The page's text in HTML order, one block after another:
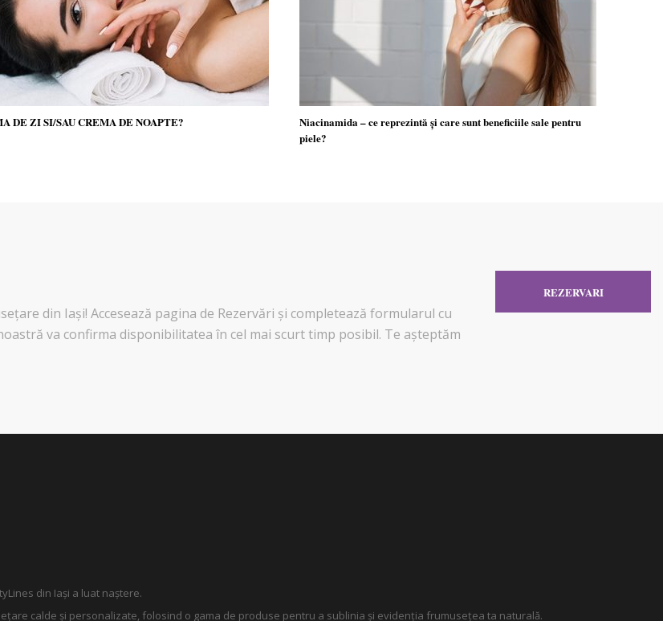
DE ZI SI/SAU CREMA DE NOAPTE?
Niacinamida – ce reprezintă și care sunt beneficiile sale pentru
piele?
din Iași! Accesează pagina de Rezervări şi completează formularul cu
va confirma disponibilitatea în cel mai scurt timp posibil. Te așteptăm
REZERVARI
din Iași a luat naștere.
calde și personalizate, folosind o gama de produse pentru a sublinia și evidenția frumusețea ta naturală.